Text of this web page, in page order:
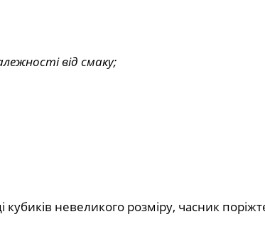
від смаку;
кубиків невеликого розміру, часник